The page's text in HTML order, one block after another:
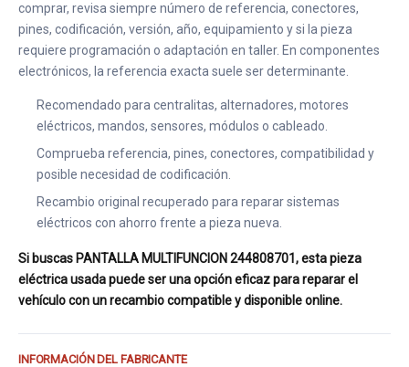
comprar, revisa siempre número de referencia, conectores,
pines, codificación, versión, año, equipamiento y si la pieza
requiere programación o adaptación en taller. En componentes
electrónicos, la referencia exacta suele ser determinante.
Recomendado para centralitas, alternadores, motores
eléctricos, mandos, sensores, módulos o cableado.
Comprueba referencia, pines, conectores, compatibilidad y
posible necesidad de codificación.
Recambio original recuperado para reparar sistemas
eléctricos con ahorro frente a pieza nueva.
Si buscas PANTALLA MULTIFUNCION 244808701, esta pieza
eléctrica usada puede ser una opción eficaz para reparar el
vehículo con un recambio compatible y disponible online.
INFORMACIÓN DEL FABRICANTE